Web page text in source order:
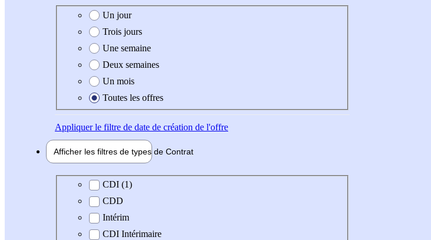
Date de création de l'offre
Un jour
Trois jours
Une semaine
Deux semaines
Un mois
Toutes les offres
Appliquerle filtre de date de création de l'offre
Afficher les filtres de types de Contrat
Type de contrat
CDI (1)
CDD
Intérim
CDI Intérimaire